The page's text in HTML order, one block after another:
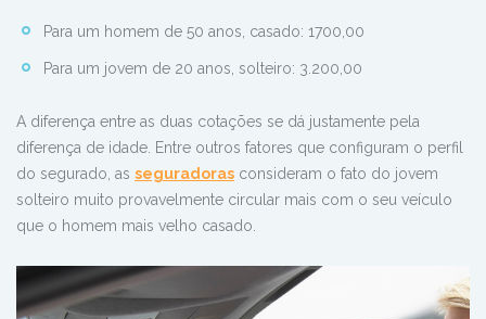
Para um homem de 50 anos, casado: 1700,00
Para um jovem de 20 anos, solteiro: 3.200,00
A diferença entre as duas cotações se dá justamente pela
diferença de idade. Entre outros fatores que configuram o perfil
do segurado, as seguradoras consideram o fato do jovem
solteiro muito provavelmente circular mais com o seu veículo
que o homem mais velho casado.